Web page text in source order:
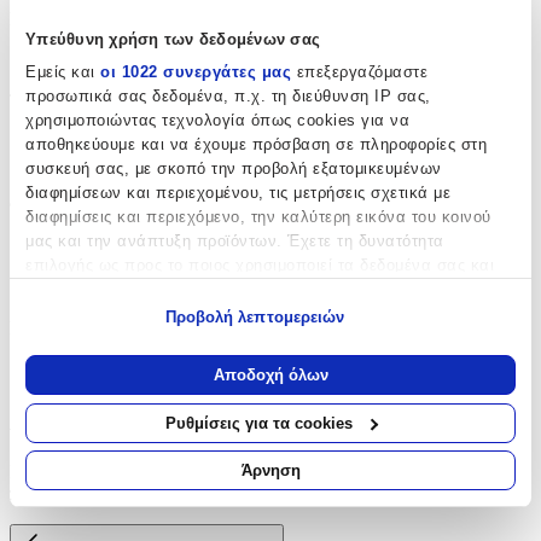
Υπεύθυνη χρήση των δεδομένων σας
Εμείς και οι 1022 συνεργάτες μας επεξεργαζόμαστε
προσωπικά σας δεδομένα, π.χ. τη διεύθυνση IP σας,
χρησιμοποιώντας τεχνολογία όπως cookies για να
αποθηκεύουμε και να έχουμε πρόσβαση σε πληροφορίες στη
συσκευή σας, με σκοπό την προβολή εξατομικευμένων
διαφημίσεων και περιεχομένου, τις μετρήσεις σχετικά με
διαφημίσεις και περιεχόμενο, την καλύτερη εικόνα του κοινού
μας και την ανάπτυξη προϊόντων. Έχετε τη δυνατότητα
Να συλλέξουμε πληροφορίες σχετικά με τη γεωγραφική
σας τοποθεσία, οι οποίες μπορεί να είναι ακριβείς σε
απόσταση μερικών μέτρων
Να αναγνωρίσουμε τη συσκευή σας σαρώνοντας ενεργά
για συγκεκριμένα χαρακτηριστικά (δακτυλικό αποτύπωμα)
Μάθετε περισσότερα σχετικά με τον τρόπο επεξεργασίας των
Προβολή λεπτομερειών
Αποδοχή όλων
Ρυθμίσεις για τα cookies
Άρνηση
Τεμάχια:
6
τμχ
Φύλο:
Αγόρι
Αξιολογήσεις
Προς το παρόν δεν υπάρχουν άλλες αξιολογήσεις. Όταν
προστεθούν, θα εμφανιστούν εδώ.